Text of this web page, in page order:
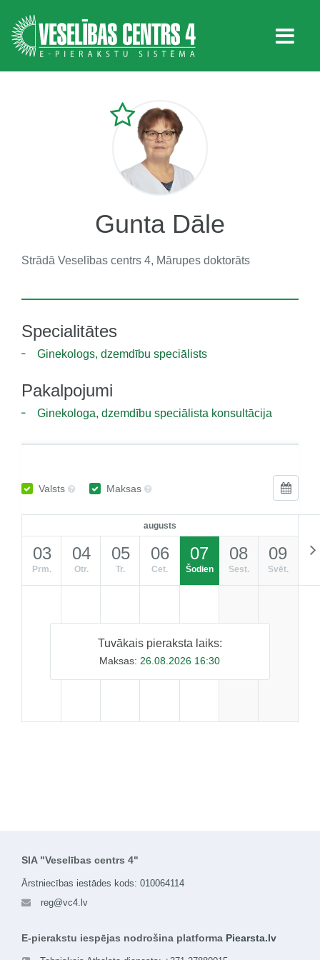
Gunta Dāle
Strādā Veselības centrs 4, Mārupes doktorāts
Specialitātes
Ginekologs, dzemdību speciālists
Pakalpojumi
Ginekologa, dzemdību speciālista konsultācija
Valsts Maksas
augusts
03
Prm.
04
Otr.
05
Tr.
06
Cet.
07
Šodien
08
Sest.
09
Svēt.
Tuvākais pieraksta laiks:
Maksas: 26.08.2026 16:30
SIA "Veselības centrs 4"
Ārstniecības iestādes kods: 010064114
reg@vc4.lv
E-pierakstu iespējas nodrošina platforma Piearsta.lv